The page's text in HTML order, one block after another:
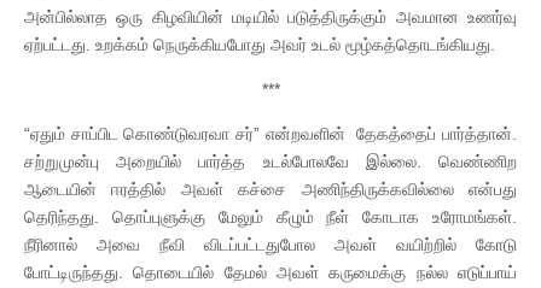
அன்பில்லாத ஒரு கிழவியின் மடியில் படுத்திருக்கும் அவமான உணர்வு
ஏற்பட்டது. உறக்கம் நெருக்கியபோது அவர் உடல் மூழ்கத்தொடங்கியது.
***
“ஏதும் சாப்பிட கொண்டுவரவா சர்” என்றவளின் தேகத்தைப் பார்த்தான்.
சற்றுமுன்பு அறையில் பார்த்த உடல்போலவே இல்லை. வெண்ணிற
ஆடையின் ஈரத்தில் அவள் கச்சை அணிந்திருக்கவில்லை என்பது
தெரிந்தது. தொப்புளுக்கு மேலும் கீழும் நீள் கோடாக உரோமங்கள்.
நீரினால் அவை நீவி விடப்பட்டதுபோல அவள் வயிற்றில் கோடு
போட்டிருந்தது. தொடையில் தேமல் அவள் கருமைக்கு நல்ல எடுப்பாய்